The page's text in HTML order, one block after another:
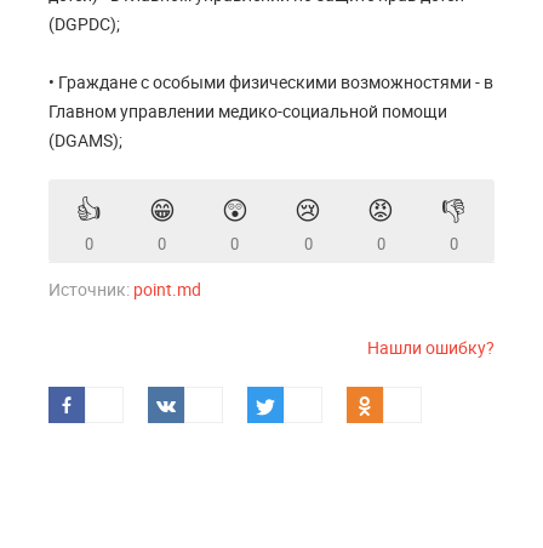
(DGPDC);
• Граждане с особыми физическими возможностями - в
Главном управлении медико-социальной помощи
(DGAMS);
👍
0
😁
0
😲
0
😢
0
😡
0
👎
0
Источник: point.md
Нашли ошибку?